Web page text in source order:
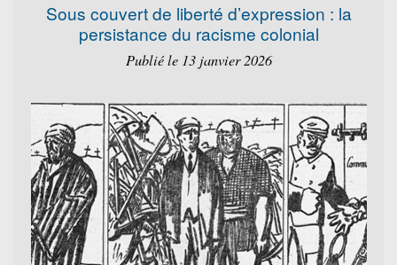
Sous couvert de liberté d’expression : la
persistance du racisme colonial
Publié le 13 janvier 2026